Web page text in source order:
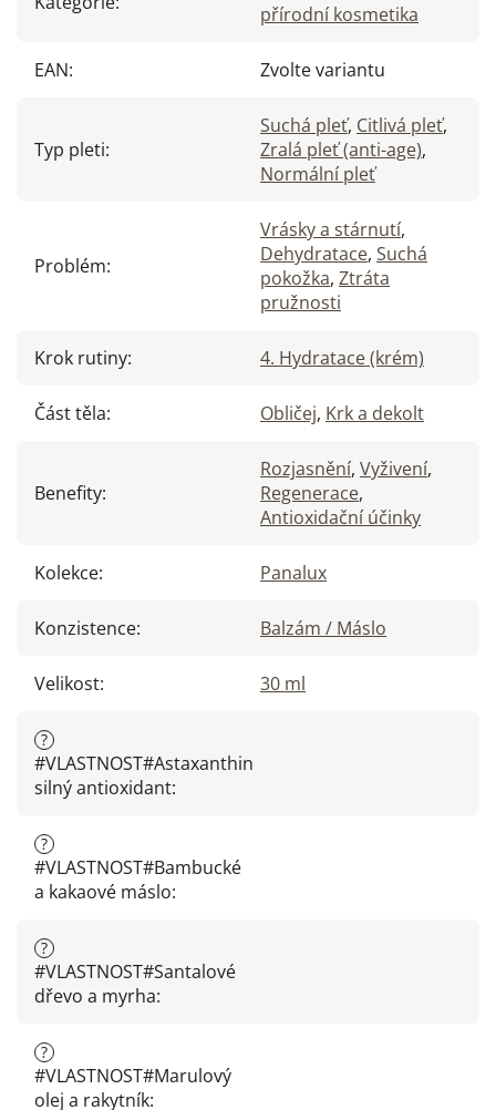
přírodní kosmetika
EAN: Zvolte variantu
Typ pleti:
Suchá pleť, Citlivá pleť,
Zralá pleť (anti-age),
Normální pleť
Problém:
Vrásky a stárnutí,
Dehydratace, Suchá
pokožka, Ztráta
pružnosti
Krok rutiny: 4. Hydratace (krém)
Část těla: Obličej, Krk a dekolt
Benefity:
Rozjasnění, Vyživení,
Regenerace,
Antioxidační účinky
Kolekce: Panalux
Konzistence: Balzám / Máslo
Velikost: 30 ml
?
#VLASTNOST#Astaxanthin
silný antioxidant:
?
#VLASTNOST#Bambucké
a kakaové máslo:
?
#VLASTNOST#Santalové
dřevo a myrha:
?
#VLASTNOST#Marulový
olej a rakytník: